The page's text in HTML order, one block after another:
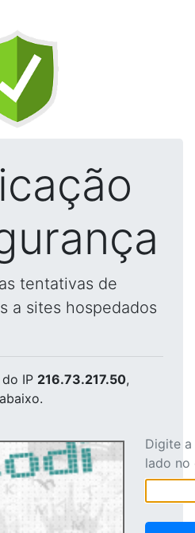
tentativas de
a sites hospedados
do IP 216.73.217.50,
Digite
lado no